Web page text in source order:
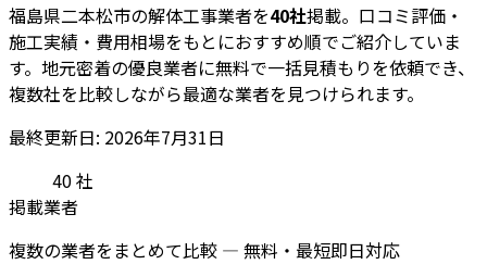
福島県二本松市の解体工事業者を40社掲載。口コミ評価・
施工実績・費用相場をもとにおすすめ順でご紹介していま
す。地元密着の優良業者に無料で一括見積もりを依頼でき、
複数社を比較しながら最適な業者を見つけられます。
最終更新日: 2026年7月31日
40社
掲載業者
複数の業者をまとめて比較 — 無料・最短即日対応